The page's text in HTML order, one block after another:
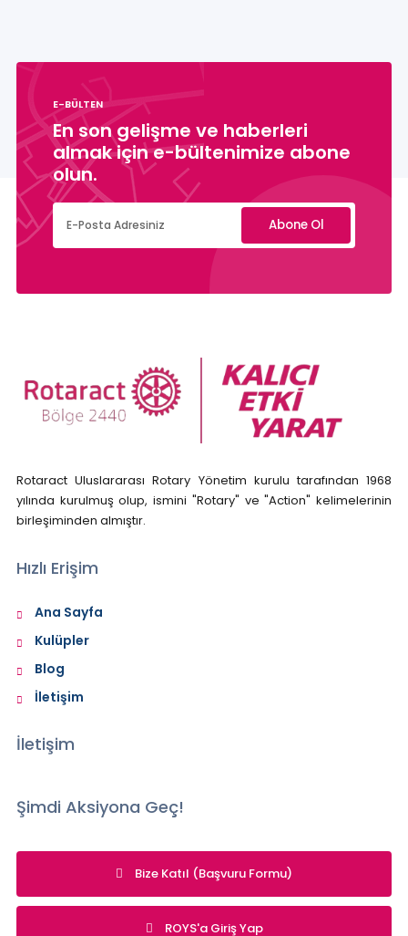
E-BÜLTEN
En son gelişme ve haberleri
almak için e-bültenimize abone
olun.
Abone Ol
Rotaract Uluslararası Rotary Yönetim kurulu tarafından 1968
yılında kurulmuş olup, ismini "Rotary" ve "Action" kelimelerinin
birleşiminden almıştır.
Hızlı Erişim
Ana Sayfa
Kulüpler
Blog
İletişim
İletişim
Şimdi Aksiyona Geç!
Bize Katıl (Başvuru Formu)
ROYS'a Giriş Yap